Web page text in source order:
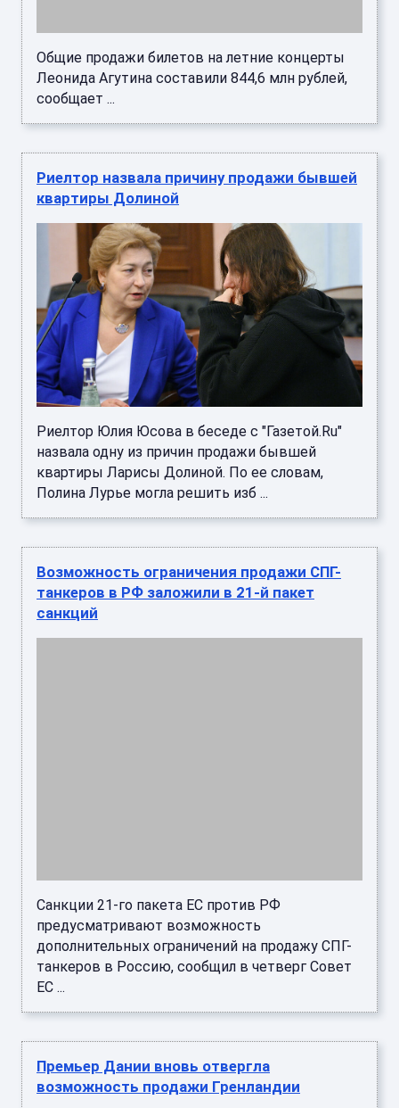
Общие продажи билетов на летние концерты
Леонида Агутина составили 844,6 млн рублей,
сообщает ...
Риелтор назвала причину продажи бывшей
квартиры Долиной
Риелтор Юлия Юсова в беседе с "Газетой.Ru"
назвала одну из причин продажи бывшей
квартиры Ларисы Долиной. По ее словам,
Полина Лурье могла решить изб ...
Возможность ограничения продажи СПГ-
танкеров в РФ заложили в 21-й пакет
санкций
Санкции 21-го пакета ЕС против РФ
предусматривают возможность
дополнительных ограничений на продажу СПГ-
танкеров в Россию, сообщил в четверг Совет
ЕС ...
Премьер Дании вновь отвергла
возможность продажи Гренландии